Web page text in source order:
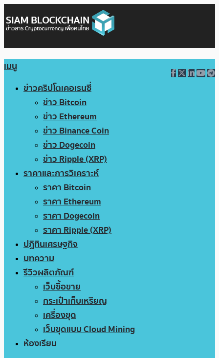
เมนู
ข่าวคริปโตเคอเรนซี่
ข่าว Bitcoin
ข่าว Ethereum
ข่าว Binance Coin
ข่าว Dogecoin
ข่าว Ripple (XRP)
ราคาและการวิเคราะห์
ราคา Bitcoin
ราคา Ethereum
ราคา Dogecoin
ราคา Ripple (XRP)
ปฏิทินเศรษฐกิจ
บทความ
รีวิวผลิตภัณฑ์
เว็บซื้อขาย
กระเป๋าเก็บเหรียญ
เครื่องขุด
เว็บขุดแบบ Cloud Mining
ห้องเรียน